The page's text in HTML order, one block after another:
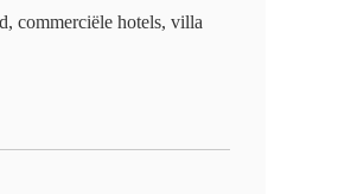
commerciële hotels, villa